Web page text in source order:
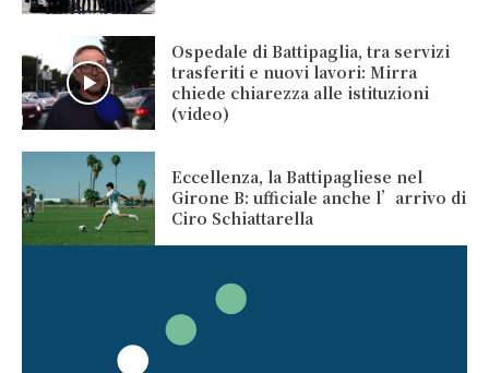
Ospedale di Battipaglia, tra servizi
trasferiti e nuovi lavori: Mirra
chiede chiarezza alle istituzioni
(video)
Eccellenza, la Battipagliese nel
Girone B: ufficiale anche l’arrivo di
Ciro Schiattarella